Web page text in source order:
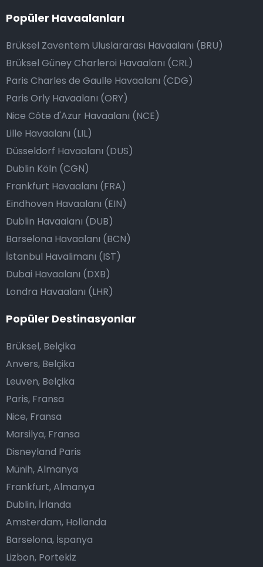
Popüler Havaalanları
Brüksel Zaventem Uluslararası Havaalanı (BRU)
Brüksel Güney Charleroi Havaalanı (CRL)
Paris Charles de Gaulle Havaalanı (CDG)
Paris Orly Havaalanı (ORY)
Nice Côte d'Azur Havaalanı (NCE)
Lille Havaalanı (LIL)
Düsseldorf Havaalanı (DUS)
Dublin Köln (CGN)
Frankfurt Havaalanı (FRA)
Eindhoven Havaalanı (EIN)
Dublin Havaalanı (DUB)
Barselona Havaalanı (BCN)
İstanbul Havalimanı (IST)
Dubai Havaalanı (DXB)
Londra Havaalanı (LHR)
Popüler Destinasyonlar
Brüksel, Belçika
Anvers, Belçika
Leuven, Belçika
Paris, Fransa
Nice, Fransa
Marsilya, Fransa
Disneyland Paris
Münih, Almanya
Frankfurt, Almanya
Dublin, İrlanda
Amsterdam, Hollanda
Barselona, İspanya
Lizbon, Portekiz